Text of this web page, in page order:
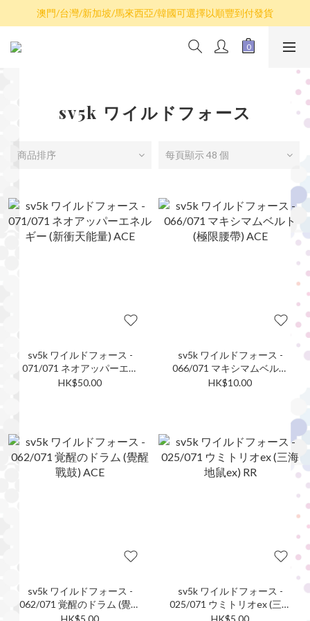
散卡買滿$100包平郵，全部產品買滿$800包順豐(香港境內)
澳門/台灣/新加坡/馬來西亞/韓國可選擇以順豐到付發貨
散卡買滿$100包平郵，全部產品買滿$800包順豐(香港境內)
sv5k ワイルドフォース
商品排序 每頁顯示 48 個
sv5k ワイルドフォース -
071/071 ネオアッパーエネ
ルギー (新衝天能量) ACE
HK$50.00
sv5k ワイルドフォース -
066/071 マキシマムベルト
(極限腰帶) ACE
HK$10.00
sv5k ワイルドフォース -
062/071 覚醒のドラム (覺醒
戰鼓) ACE
HK$5.00
sv5k ワイルドフォース -
025/071 ウミトリオex (三海
地鼠ex) RR
HK$5.00